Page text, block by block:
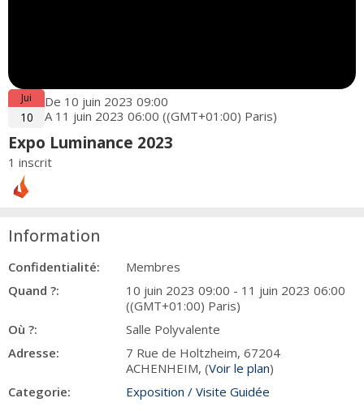
Jui
10
De 10 juin 2023 09:00
A 11 juin 2023 06:00 ((GMT+01:00) Paris)
Expo Luminance 2023
1 inscrit
Information
Confidentialité:
Membres
Quand ?:
10 juin 2023 09:00 - 11 juin 2023 06:00
((GMT+01:00) Paris)
Où ?:
Salle Polyvalente
Adresse:
7 Rue de Holtzheim, 67204
ACHENHEIM, (Voir le plan)
Categorie:
Exposition / Visite Guidée